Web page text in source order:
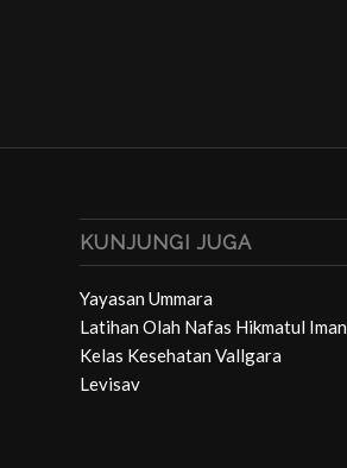
KUNJUNGI JUGA
Yayasan Ummara
Latihan Olah Nafas Hikmatul Iman
Kelas Kesehatan Vallgara
Levisav